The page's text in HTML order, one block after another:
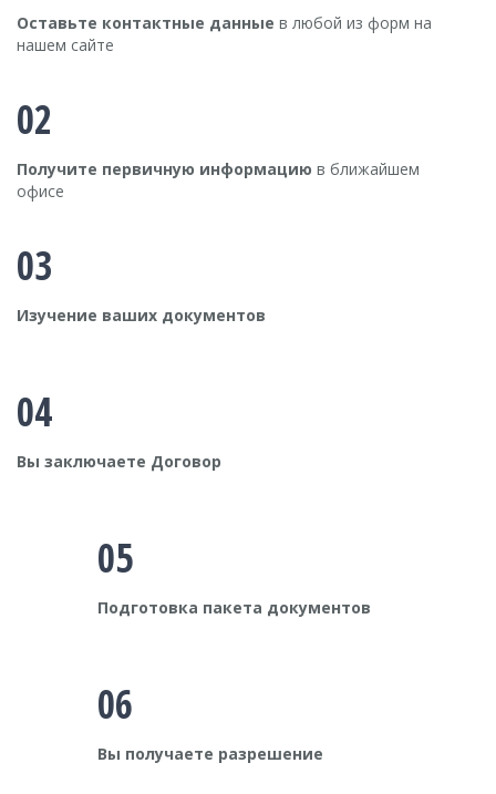
Оставьте контактные данные в любой из форм на
нашем сайте
02
Получите первичную информацию в ближайшем
офисе
03
Изучение ваших документов
04
Вы заключаете Договор
05
Подготовка пакета документов
06
Вы получаете разрешение